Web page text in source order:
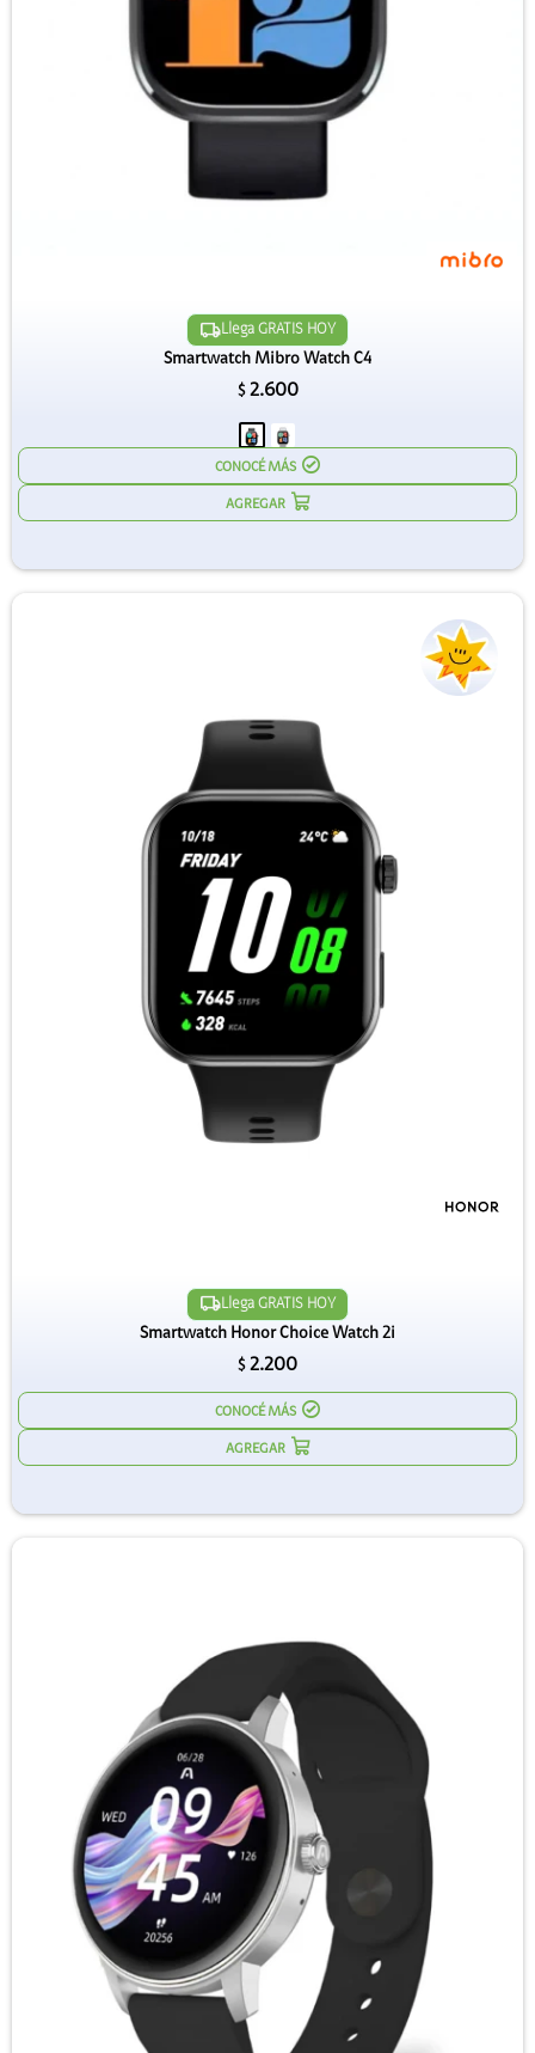
Llega GRATIS HOY
Smartwatch Mibro Watch C4
$ 2.600
CONOCÉ MÁS
Llega GRATIS HOY
Smartwatch Honor Choice Watch 2i
$ 2.200
CONOCÉ MÁS